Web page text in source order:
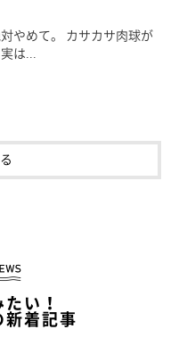
んなコ？
対やめて。 カサカサ肉球が
は...
い！
新着記事